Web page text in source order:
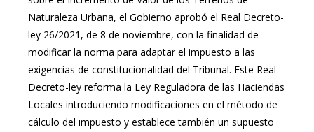
Naturaleza Urbana, el Gobierno aprobó el Real Decreto-
ley 26/2021, de 8 de noviembre, con la finalidad de
modificar la norma para adaptar el impuesto a las
exigencias de constitucionalidad del Tribunal. Este Real
Decreto-ley reforma la Ley Reguladora de las Haciendas
Locales introduciendo modificaciones en el método de
cálculo del impuesto y establece también un supuesto